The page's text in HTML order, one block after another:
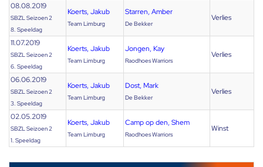
08.08.2019
SBZL Seizoen 2
8. Speeldag
Koerts, Jakub
Team Limburg
Starren, Amber
De Bekker
Verlies
11.07.2019
SBZL Seizoen 2
6. Speeldag
Koerts, Jakub
Team Limburg
Jongen, Kay
Raodhoes Warriors
Verlies
06.06.2019
SBZL Seizoen 2
3. Speeldag
Koerts, Jakub
Team Limburg
Dost, Mark
De Bekker
Verlies
02.05.2019
SBZL Seizoen 2
1. Speeldag
Koerts, Jakub
Team Limburg
Camp op den, Shem
Raodhoes Warriors
Winst